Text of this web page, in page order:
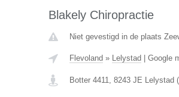
Blakely Chiropractie
Niet gevestigd in de plaats
Flevoland » Lelystad Google
Botter 4411, 8243 JE Lelystad (